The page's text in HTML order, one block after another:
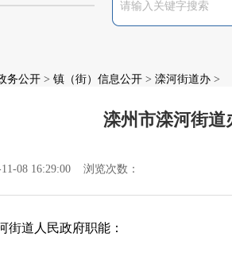
务公开 > 镇（街）信息公开 > 滦河街道办 >
滦州市滦河街道
08 16:29:00 浏览次数：
街道人民政府职能：